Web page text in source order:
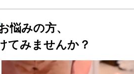
悩みの方、
てみませんか？